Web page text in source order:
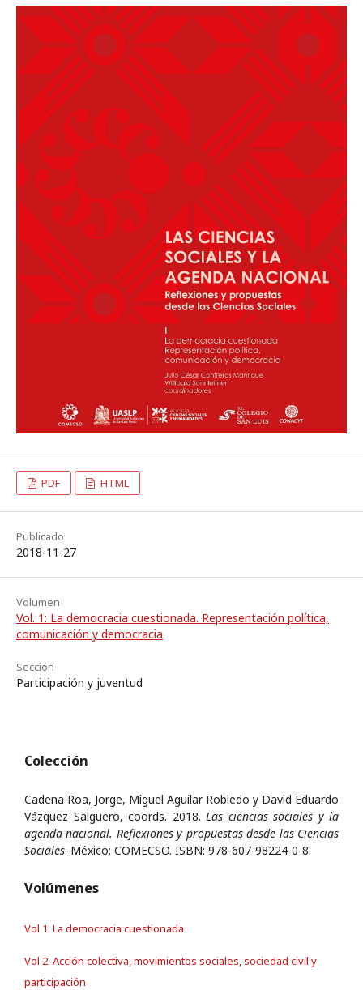
PDF HTML
Publicado
2018-11-27
Volumen
Vol. 1: La democracia cuestionada. Representación política,
comunicación y democracia
Sección
Participación y juventud
Colección
Cadena Roa, Jorge, Miguel Aguilar Robledo y David Eduardo
Vázquez Salguero, coords. 2018. Las ciencias sociales y la
agenda nacional. Reflexiones y propuestas desde las Ciencias
Sociales. México: COMECSO. ISBN: 978-607-98224-0-8.
Volúmenes
Vol 1. La democracia cuestionada
Vol 2. Acción colectiva, movimientos sociales, sociedad civil y
participación